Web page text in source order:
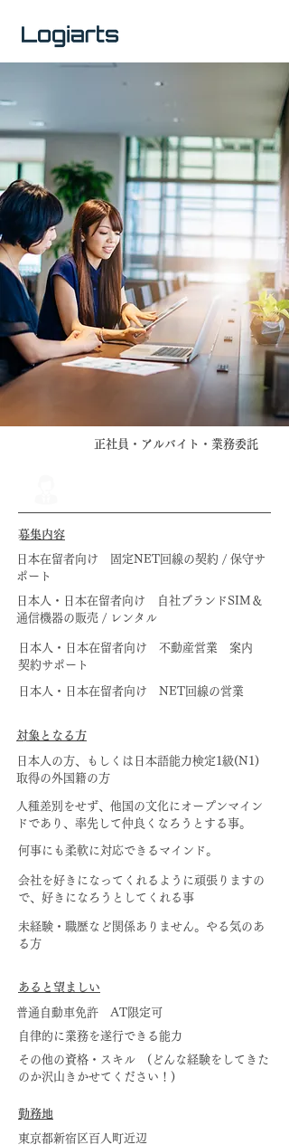
​正社員・アルバイト・業務委託
​募集内容
日本在留者向け 固定NET回線の契約 / 保守サ
ポート​
​日本人・日本在留者向け 自社ブランドSIM＆
通信機器の販売 / レンタル
​日本人・日本在留者向け 不動産営業 案内
契約サポート
​日本人・日本在留者向け NET回線の営業
​対象となる方
日本人の方、もしくは日本語能力検定1級(N1)
取得の外国籍の方
人種差別をせず、他国の文化にオープンマイン
ドであり、率先して仲良くなろうとする事。
何事にも柔軟に対応できるマインド。
会社を好きになってくれるように頑張りますの
で、好きになろうとしてくれる事
​未経験・職歴など関係ありません。やる気のあ
る方
​あると望ましい
普通自動車免許 AT限定可
自律的に業務を遂行できる能力
その他の資格・スキル (どんな経験をしてきた
のか沢山きかせてください！)
​勤務地
​東京都新宿区百人町近辺